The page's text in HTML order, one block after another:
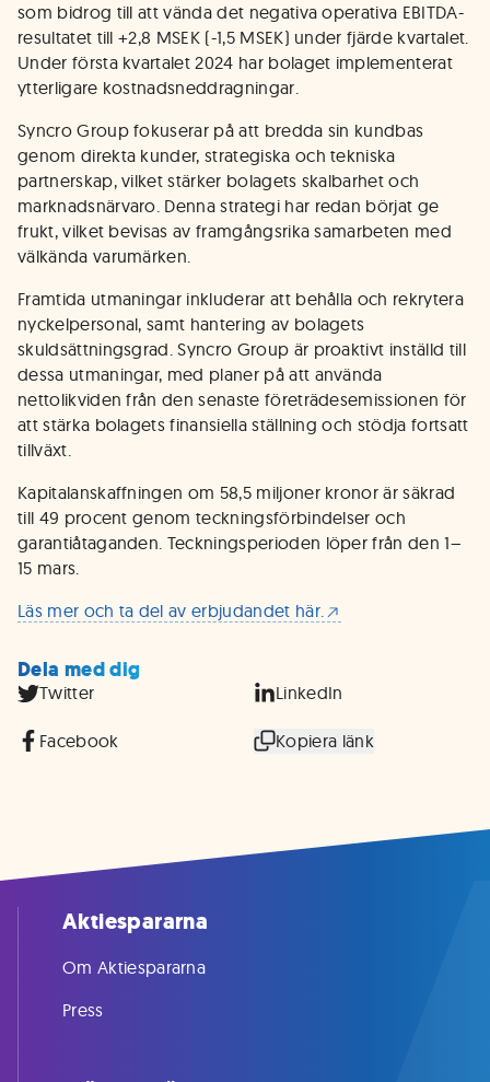
som bidrog till att vända det negativa operativa EBITDA-
resultatet till +2,8 MSEK (-1,5 MSEK) under fjärde kvartalet.
Under första kvartalet 2024 har bolaget implementerat
ytterligare kostnadsneddragningar.
Syncro Group fokuserar på att bredda sin kundbas
genom direkta kunder, strategiska och tekniska
partnerskap, vilket stärker bolagets skalbarhet och
marknadsnärvaro. Denna strategi har redan börjat ge
frukt, vilket bevisas av framgångsrika samarbeten med
välkända varumärken.
Framtida utmaningar inkluderar att behålla och rekrytera
nyckelpersonal, samt hantering av bolagets
skuldsättningsgrad. Syncro Group är proaktivt inställd till
dessa utmaningar, med planer på att använda
nettolikviden från den senaste företrädesemissionen för
att stärka bolagets finansiella ställning och stödja fortsatt
tillväxt​​.
Kapitalanskaffningen om 58,5 miljoner kronor är säkrad
till 49 procent genom teckningsförbindelser och
garantiåtaganden. Teckningsperioden löper från den 1–
15 mars.
Läs mer och ta del av erbjudandet här.
Dela med dig
Twitter LinkedIn
Facebook Kopiera länk
Aktiespararna
Om Aktiespararna
Press